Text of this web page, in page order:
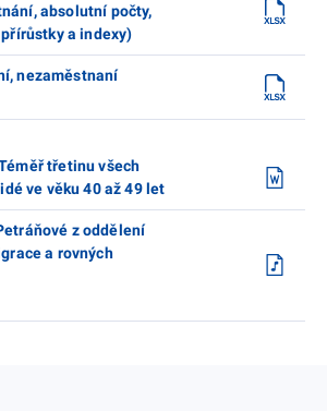
absolutní počty,
a indexy)
nezaměstnaní
třetinu všech
ve věku 40 až 49 let
z oddělení
a rovných